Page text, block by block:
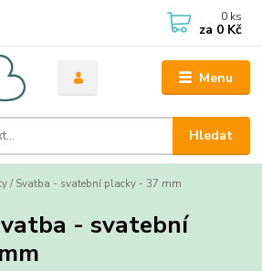
Menu
Hledat
0 ks
za 0 Kč
/ Svatba - svatební placky - 37 mm
- svatební